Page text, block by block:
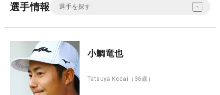
選手情報
小鯛竜也
Tatsuya Kodai （36歳）